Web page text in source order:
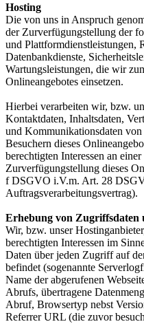
Hosting
Die von uns in Anspruch
der Zurverfügungstellung der
und Plattformdienstleistungen,
Datenbankdienste,
Wartungsleistungen, die wir
Onlineangebotes einsetzen.
Hierbei verarbeiten wir, bzw.
Kontaktdaten, Inhaltsdaten,
und Kommunikationsdaten
Besuchern dieses
berechtigten Interessen an
Zurverfügungstellung dieses
f DSGVO i.V.m. Art. 28
Auftragsverarbeitungsvertrag).
Erhebung von Zugriffsdaten
Wir, bzw. unser
berechtigten Interessen im
Daten über jeden Zugriff auf
befindet (sogenannte
Name der abgerufenen
Abrufs, übertragene
Abruf, Browsertyp nebst
Referrer URL (die zuvor